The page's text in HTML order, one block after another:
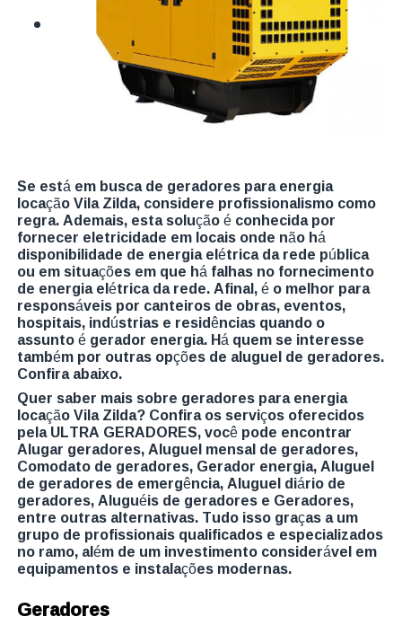
Se está em busca de geradores para energia
locação Vila Zilda, considere profissionalismo como
regra. Ademais, esta solução é conhecida por
fornecer eletricidade em locais onde não há
disponibilidade de energia elétrica da rede pública
ou em situações em que há falhas no fornecimento
de energia elétrica da rede. Afinal, é o melhor para
responsáveis por canteiros de obras, eventos,
hospitais, indústrias e residências quando o
assunto é gerador energia. Há quem se interesse
também por outras opções de aluguel de geradores.
Confira abaixo.
Quer saber mais sobre geradores para energia
locação Vila Zilda? Confira os serviços oferecidos
pela ULTRA GERADORES, você pode encontrar
Alugar geradores, Aluguel mensal de geradores,
Comodato de geradores, Gerador energia, Aluguel
de geradores de emergência, Aluguel diário de
geradores, Aluguéis de geradores e Geradores,
entre outras alternativas. Tudo isso graças a um
grupo de profissionais qualificados e especializados
no ramo, além de um investimento considerável em
equipamentos e instalações modernas.
Geradores